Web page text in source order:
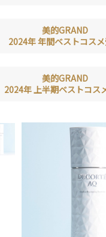
美的GRAND
2024年 年間ベストコス
美的GRAND
2024年 上半期ベストコス